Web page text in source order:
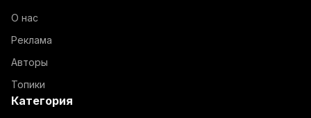
О нас
Реклама
Авторы
Топики
Категория